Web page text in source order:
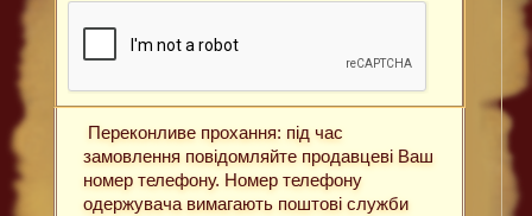
Переконливе прохання: під час
замовлення повідомляйте продавцеві Ваш
номер телефону. Номер телефону
одержувача вимагають поштові служби